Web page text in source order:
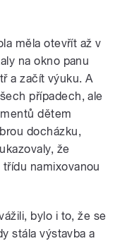
měla otevřít až v
na okno panu
a začít výuku. A
případech, ale
dětem
docházku,
že
namixovanou
bylo i to, že se
stála výstavba a